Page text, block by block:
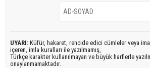
UYARI: Küfür, hakaret, rencide edici cümleler veya
içeren, imla kuralları ile yazılmamış,
Türkçe karakter kullanılmayan ve büyük harflerle
onaylanmamaktadır.